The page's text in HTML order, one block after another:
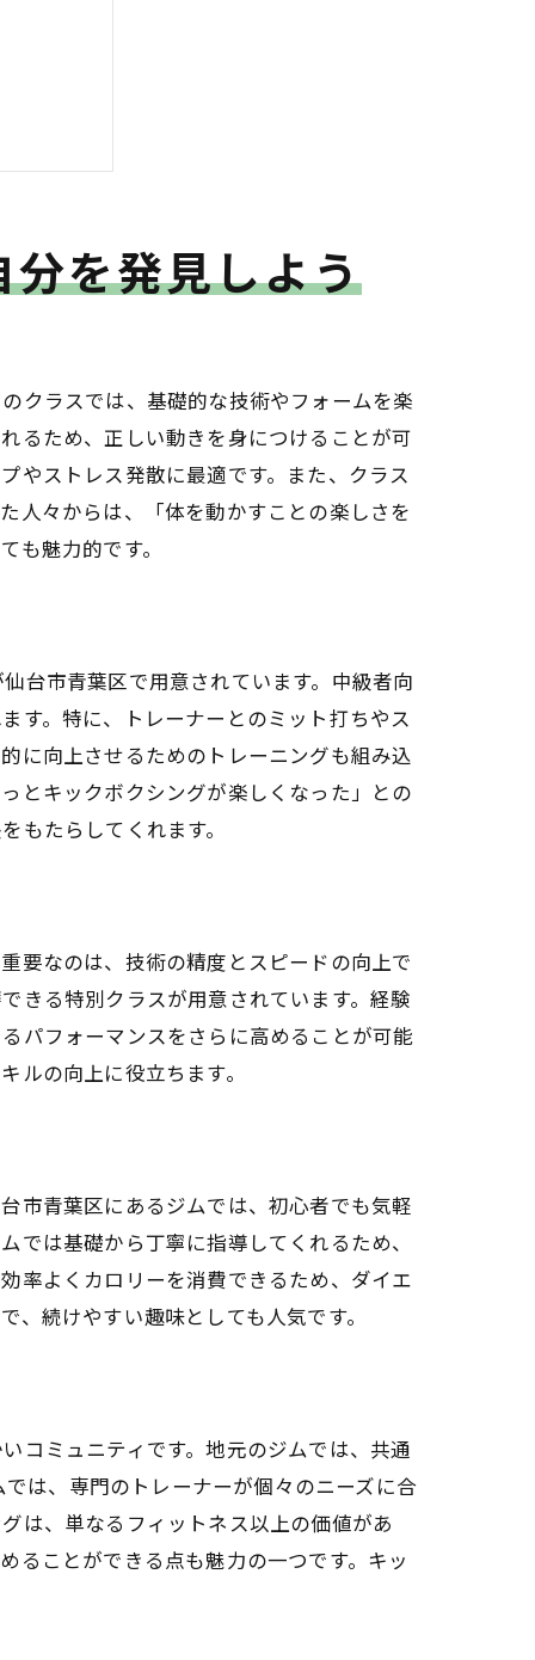
を発見しよう
クラスでは、基礎的な技術やフォームを楽
るため、正しい動きを身につけることが可
やストレス発散に最適です。また、クラス
人々からは、「体を動かすことの楽しさを
魅力的です。
台市青葉区で用意されています。中級者向
す。特に、トレーナーとのミット打ちやス
に向上させるためのトレーニングも組み込
とキックボクシングが楽しくなった」との
もたらしてくれます。
要なのは、技術の精度とスピードの向上で
きる特別クラスが用意されています。経験
パフォーマンスをさらに高めることが可能
ルの向上に役立ちます。
市青葉区にあるジムでは、初心者でも気軽
は基礎から丁寧に指導してくれるため、
率よくカロリーを消費できるため、ダイエ
続けやすい趣味としても人気です。
コミュニティです。地元のジムでは、共通
は、専門のトレーナーが個々のニーズに合
は、単なるフィットネス以上の価値があ
ることができる点も魅力の一つです。キッ